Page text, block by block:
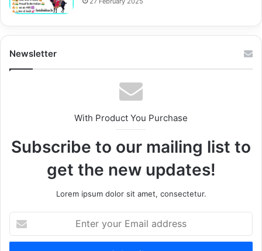
Newsletter
With Product You Purchase
Subscribe to our mailing list to
get the new updates!
Lorem ipsum dolor sit amet, consectetur.
your
Email